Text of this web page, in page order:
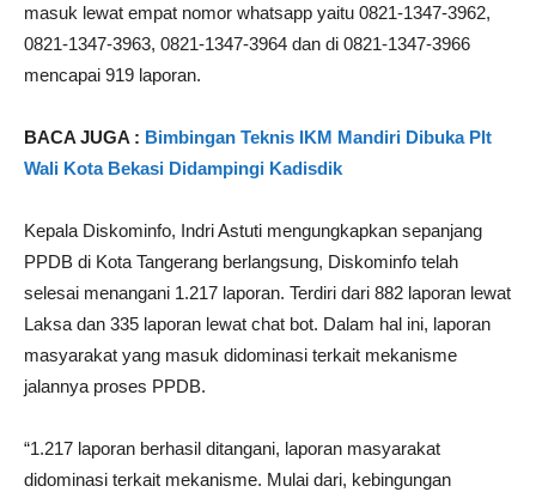
masuk lewat empat nomor whatsapp yaitu 0821-1347-3962,
0821-1347-3963, 0821-1347-3964 dan di 0821-1347-3966
mencapai 919 laporan.
BACA JUGA : Bimbingan Teknis IKM Mandiri Dibuka Plt
Wali Kota Bekasi Didampingi Kadisdik
Kepala Diskominfo, Indri Astuti mengungkapkan sepanjang
PPDB di Kota Tangerang berlangsung, Diskominfo telah
selesai menangani 1.217 laporan. Terdiri dari 882 laporan lewat
Laksa dan 335 laporan lewat chat bot. Dalam hal ini, laporan
masyarakat yang masuk didominasi terkait mekanisme
jalannya proses PPDB.
“1.217 laporan berhasil ditangani, laporan masyarakat
didominasi terkait mekanisme. Mulai dari, kebingungan